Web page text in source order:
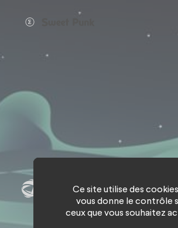
Ce site utilise des
vous donne le contrôle
ceux que vous souhaitez